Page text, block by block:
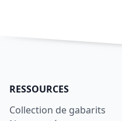
RESSOURCES
Collection de gabarits